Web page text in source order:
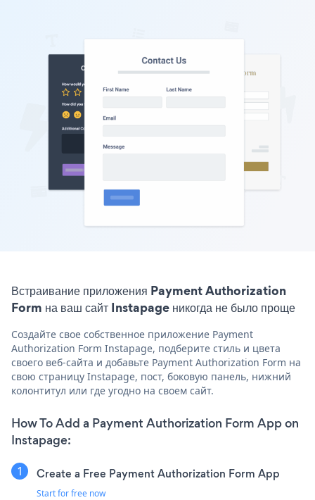
Встраивание приложения Payment Authorization
Form на ваш сайт Instapage никогда не было проще
Создайте свое собственное приложение Payment
Authorization Form Instapage, подберите стиль и цвета
своего веб-сайта и добавьте Payment Authorization Form на
свою страницу Instapage, пост, боковую панель, нижний
колонтитул или где угодно на своем сайт.
How To Add a Payment Authorization Form App on
Instapage:
Create a Free Payment Authorization Form App
Start for free now